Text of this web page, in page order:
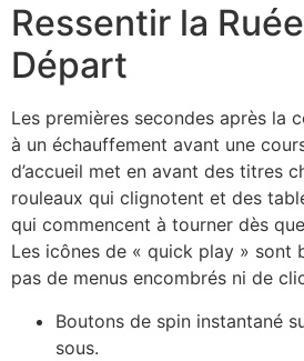
Ressentir la
Départ
Les premières secondes après la
à un échauffement avant une
d’accueil met en avant des titres
rouleaux qui clignotent et des
qui commencent à tourner dès
Les icônes de « quick play » sont
pas de menus encombrés ni de
Boutons de spin instantané
sous.